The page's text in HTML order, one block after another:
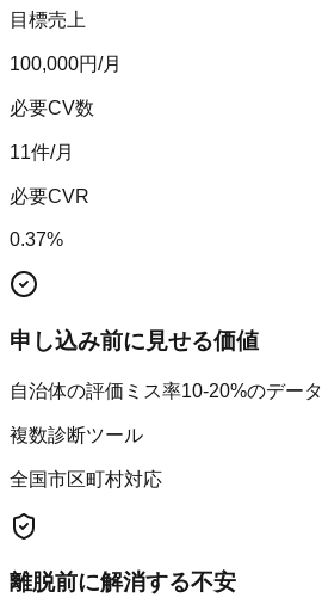
目標売上
100,000円/月
必要CV数
11件/月
必要CVR
0.37%
申し込み前に見せる価値
自治体の評価ミス率10-20%のデータ
複数診断ツール
全国市区町村対応
離脱前に解消する不安